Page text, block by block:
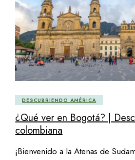
DESCUBRIENDO AMÉRICA
¿Qué ver en Bogotá? |
colombiana
¡Bienvenido a la Atenas de